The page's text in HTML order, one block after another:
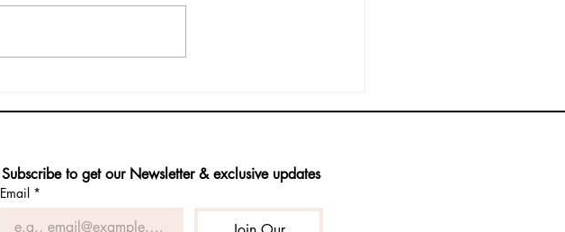
Subscribe to get our Newsletter & exclusive updates
Email *